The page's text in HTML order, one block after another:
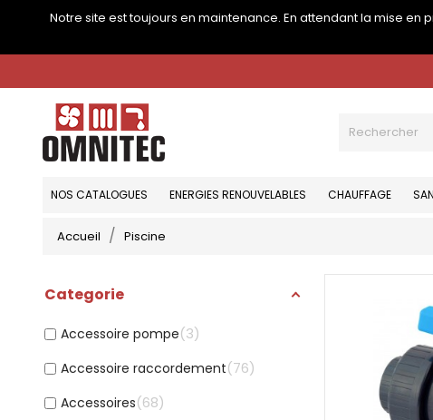
Notre site est toujours en maintenance. En attendant la mise
NOS CATALOGUES ENERGIES RENOUVELABLES CHAUFFAGE
Accueil Piscine
Categorie
Accessoire pompe 3
Accessoire raccordement 76
Accessoires 68